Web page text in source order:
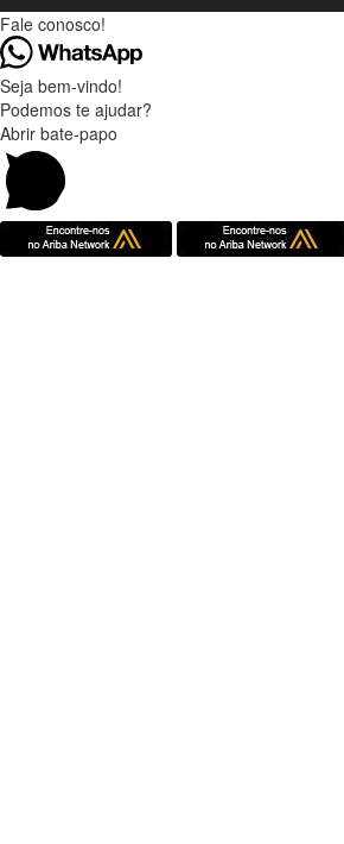
Fale conosco!
Seja bem-vindo!
Podemos te ajudar?
Abrir bate-papo